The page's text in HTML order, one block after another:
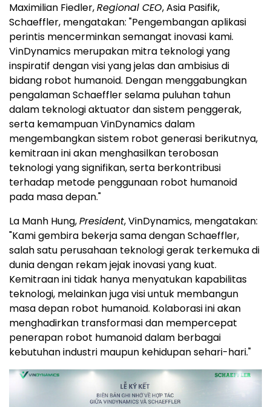
Maximilian Fiedler,Regional CEO, Asia Pasifik,
Schaeffler, mengatakan: "Pengembangan aplikasi
perintis mencerminkan semangat inovasi kami.
VinDynamics merupakan mitra teknologi yang
inspiratif dengan visi yang jelas dan ambisius di
bidang robot humanoid. Dengan menggabungkan
pengalaman Schaeffler selama puluhan tahun
dalam teknologi aktuator dan sistem penggerak,
serta kemampuan VinDynamics dalam
mengembangkan sistem robot generasi berikutnya,
kemitraan ini akan menghasilkan terobosan
teknologi yang signifikan, serta berkontribusi
terhadap metode penggunaan robot humanoid
pada masa depan."
La Manh Hung,President, VinDynamics, mengatakan:
"Kami gembira bekerja sama dengan Schaeffler,
salah satu perusahaan teknologi gerak terkemuka di
dunia dengan rekam jejak inovasi yang kuat.
Kemitraan ini tidak hanya menyatukan kapabilitas
teknologi, melainkan juga visi untuk membangun
masa depan robot humanoid. Kolaborasi ini akan
menghadirkan transformasi dan mempercepat
penerapan robot humanoid dalam berbagai
kebutuhan industri maupun kehidupan sehari-hari."